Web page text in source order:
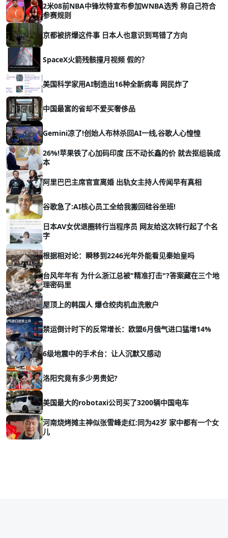
2米08前NBA中锋坎特宣布参加WNBA选秀 称自己符合
参赛规则
京都被挤爆这件事 日本人也意识到骂错了方向
SpaceX火箭残骸撞月视频 假的？
美国科学家用AI制造出16种全新病毒 网民炸了
中国最富的省却不爱买奢侈品
Gemini凉了!创始人布林杀回AI一线,谷歌人心惶惶
26%!苹果铁了心加码印度 压不动长鑫的价 就去抠组装成
本
阿里巴巴主席官宣离婚 出轨女主持人传闻早有真相
谷歌急了:AI核心员工全给我搬回硅谷坐班!
日本AV女优退圈转行当程序员 网友给这次转行起了个名
字
根据相对论：瞬移到2246光年外能看见秦始皇吗
台风年年有 为什么浙江总被"精准打击"?答案藏在三个地
理密码里
屋顶上的韩国人 爆仓绞肉机血洗散户
禁运倒计时下的反常增长：欧盟6月俄气进口猛增14%
6级地震中的手术台：让人沉默又感动
洛阳究竟有多少男贵妃?
美国最大的robotaxi公司买了3200辆中国电车
河南烧烤摊主神似张雪峰走红:同为42岁 家中都有一个女
儿